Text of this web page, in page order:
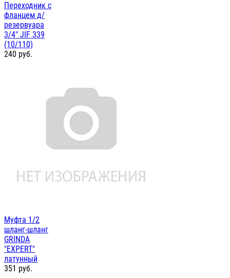
Переходник с
фланцем д/
резервуара
3/4" JIF 339
(10/110)
240 руб.
Муфта 1/2
шланг-шланг
GRINDA
"EXPERT"
латунный
351 руб.